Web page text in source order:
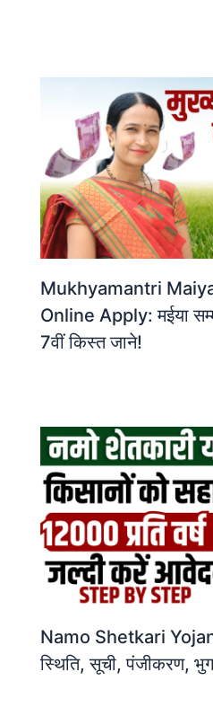
Mukhyamantri
Online Apply: मईया
7वीं किस्त जाने!
Namo Shetkari
स्थिति, सूची, पंजीकरण,